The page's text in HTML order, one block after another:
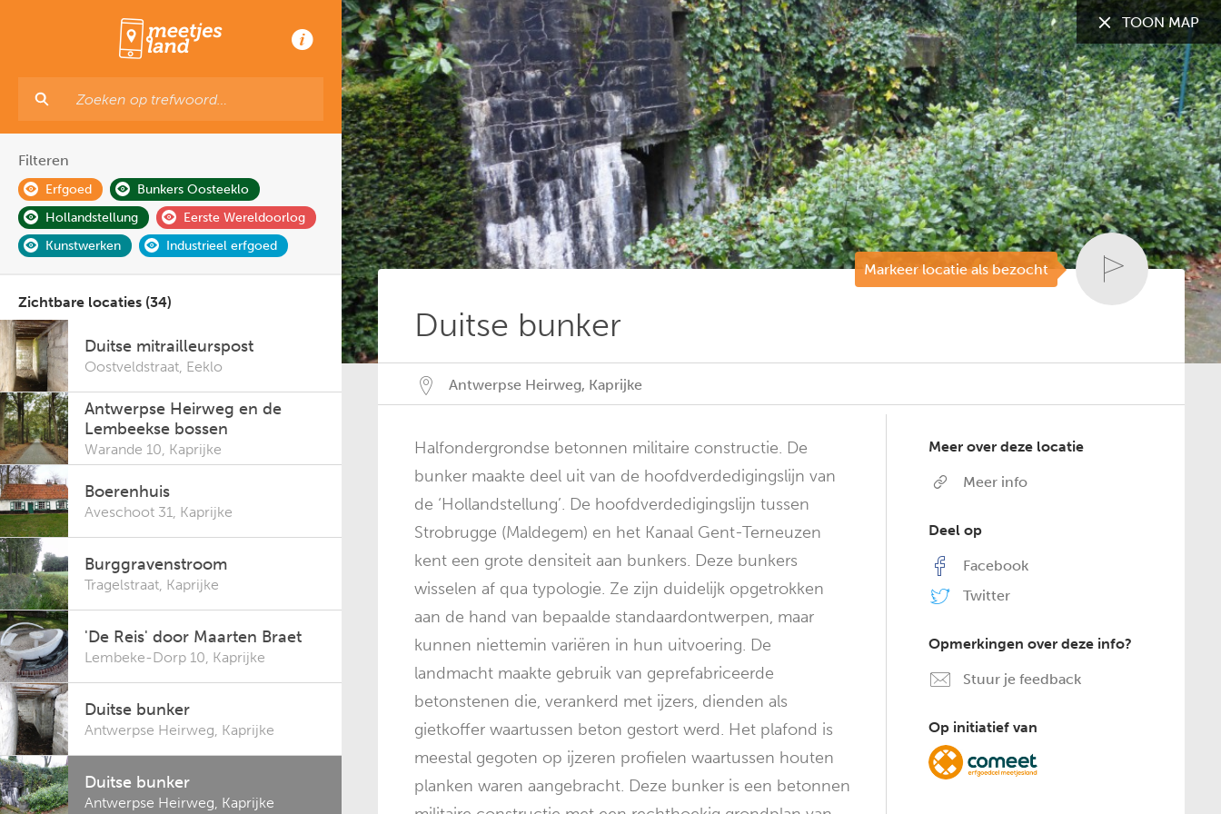
TOON: Alle gemeenten
Markeer locatie als bezocht
Duitse bunker
Antwerpse Heirweg, Kaprijke
Halfondergrondse betonnen militaire constructie. De
bunker maakte deel uit van de hoofdverdedigingslijn van
de ‘Hollandstellung’. De hoofdverdedigingslijn tussen
Strobrugge (Maldegem) en het Kanaal Gent-Terneuzen
kent een grote densiteit aan bunkers. Deze bunkers
wisselen af qua typologie. Ze zijn duidelijk opgetrokken
aan de hand van bepaalde standaardontwerpen, maar
kunnen niettemin variëren in hun uitvoering. De
landmacht maakte gebruik van geprefabriceerde
betonstenen die, verankerd met ijzers, dienden als
gietkoffer waartussen beton gestort werd. Het plafond is
meestal gegoten op ijzeren profielen waartussen houten
planken waren aangebracht. Deze bunker is een betonnen
Meer over deze locatie
Meer info
Deel op
Facebook
Twitter
Opmerkingen over deze info?
Stuur je feedback
Op initiatief van
TOON MAP
Filteren
Erfgoed
Bunkers Oosteeklo
Hollandstellung
Eerste Wereldoorlog
Kunstwerken
Industrieel erfgoed
Zichtbare locaties (34)
Duitse mitrailleurspost
Oostveldstraat, Eeklo
Antwerpse Heirweg en de
Lembeekse bossen
Warande 10, Kaprijke
Boerenhuis
Aveschoot 31, Kaprijke
Burggravenstroom
Tragelstraat, Kaprijke
'De Reis' door Maarten Braet
Lembeke-Dorp 10, Kaprijke
Duitse bunker
Antwerpse Heirweg, Kaprijke
Duitse bunker
Antwerpse Heirweg, Kaprijke